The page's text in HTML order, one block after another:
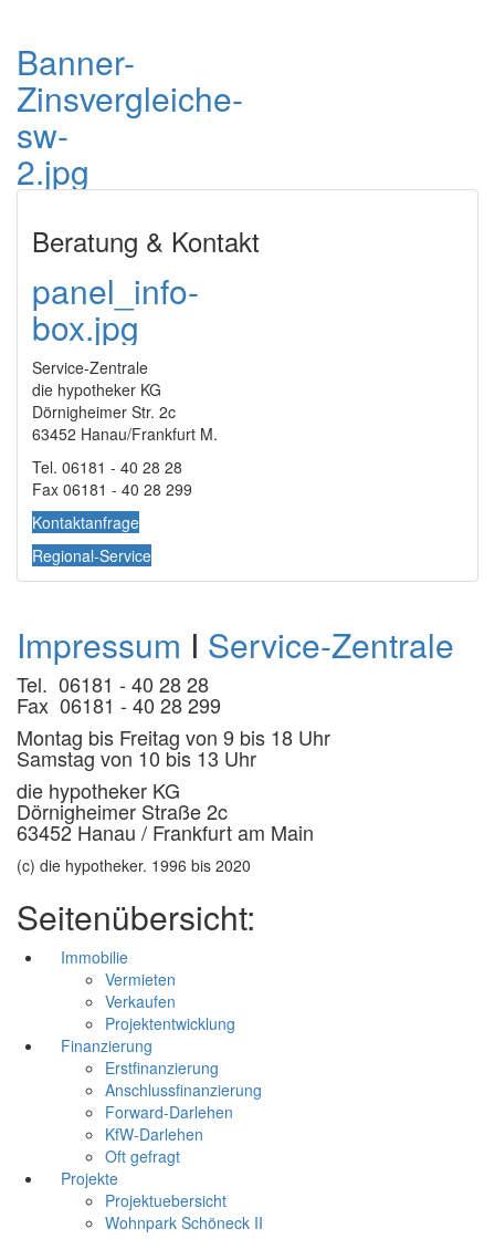
Banner-
Zinsvergleiche-
sw-
2.jpg
Beratung & Kontakt
panel_info-
box.jpg
Service-Zentrale
die hypotheker KG
Dörnigheimer Str. 2c
63452 Hanau/Frankfurt M.
Tel. 06181 - 40 28 28
Fax 06181 - 40 28 299
Kontaktanfrage
Regional-Service
Impressum I Service-Zentrale
Tel. 06181 - 40 28 28
Fax 06181 - 40 28 299
Montag bis Freitag von 9 bis 18 Uhr
Samstag von 10 bis 13 Uhr
die hypotheker KG
Dörnigheimer Straße 2c
63452 Hanau / Frankfurt am Main
(c) die hypotheker. 1996 bis 2020
Seitenübersicht:
Immobilie
Vermieten
Verkaufen
Projektentwicklung
Finanzierung
Erstfinanzierung
Anschlussfinanzierung
Forward-Darlehen
KfW-Darlehen
Oft gefragt
Projekte
Projektuebersicht
Wohnpark Schöneck II